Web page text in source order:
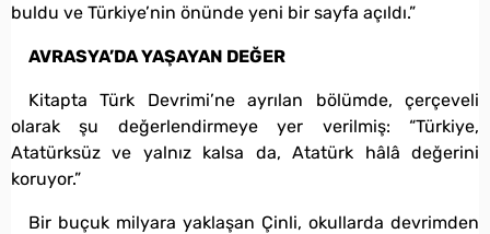
buldu ve Türkiye’nin önünde yeni bir sayfa açıldı.”
AVRASYA’DA YAŞAYAN DEĞER
Kitapta Türk Devrimi’ne ayrılan bölümde, çerçeveli
olarak şu değerlendirmeye yer verilmiş: “Türkiye,
Atatürksüz ve yalnız kalsa da, Atatürk hâlâ değerini
koruyor.”
Bir buçuk milyara yaklaşan Çinli, okullarda devrimden